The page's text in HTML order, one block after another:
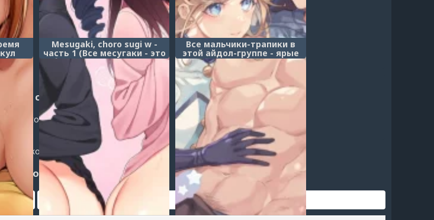
Mesugaki, choro sugi w -
часть 1 (Все месугаки - это
бесплатные онахолы! /
Every Brat is an Onahole!)
Все мальчики-трапики в
этой айдол-группе - ярые
активы - Глава 2
(Otokonoko Idol Zenin
Baritachi Keikaku)
Post a comment
to post a comment.
комментарий
комментарий